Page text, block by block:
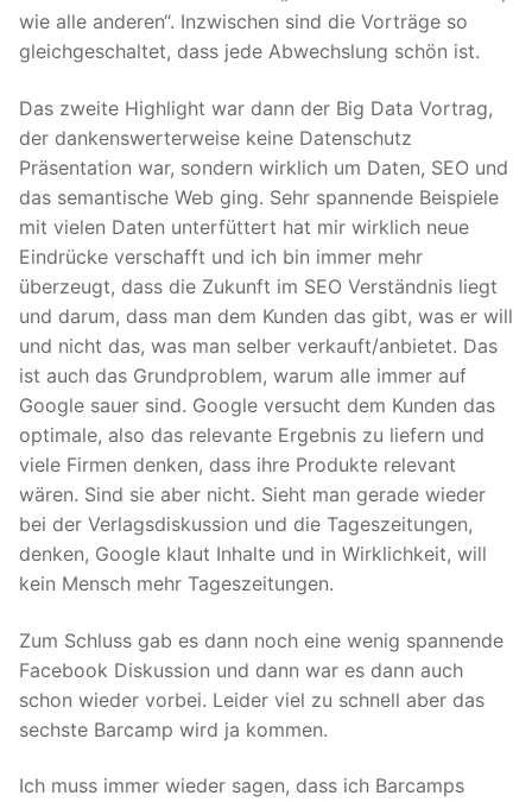
wie alle anderen“. Inzwischen sind die Vorträge so
gleichgeschaltet, dass jede Abwechslung schön ist.
Das zweite Highlight war dann der Big Data Vortrag,
der dankenswerterweise keine Datenschutz
Präsentation war, sondern wirklich um Daten, SEO und
das semantische Web ging. Sehr spannende Beispiele
mit vielen Daten unterfüttert hat mir wirklich neue
Eindrücke verschafft und ich bin immer mehr
überzeugt, dass die Zukunft im SEO Verständnis liegt
und darum, dass man dem Kunden das gibt, was er will
und nicht das, was man selber verkauft/anbietet. Das
ist auch das Grundproblem, warum alle immer auf
Google sauer sind. Google versucht dem Kunden das
optimale, also das relevante Ergebnis zu liefern und
viele Firmen denken, dass ihre Produkte relevant
wären. Sind sie aber nicht. Sieht man gerade wieder
bei der Verlagsdiskussion und die Tageszeitungen,
denken, Google klaut Inhalte und in Wirklichkeit, will
kein Mensch mehr Tageszeitungen.
Zum Schluss gab es dann noch eine wenig spannende
Facebook Diskussion und dann war es dann auch
schon wieder vorbei. Leider viel zu schnell aber das
sechste Barcamp wird ja kommen.
Ich muss immer wieder sagen, dass ich Barcamps